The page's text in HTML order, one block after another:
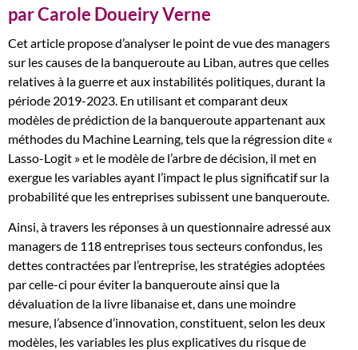
des
causes
en
termes
de
modèles
de
prévision
issus
du
Machine
Learning
par Carole Doueiry Verne
Cet article propose d’analyser le point de vue des managers
sur les causes de la banqueroute au Liban, autres que celles
relatives à la guerre et aux instabilités politiques, durant la
période 2019-2023. En utilisant et comparant deux
modèles de prédiction de la banqueroute appartenant aux
méthodes du Machine Learning, tels que la régression dite «
Lasso-Logit » et le modèle de l’arbre de décision, il met en
exergue les variables ayant l’impact le plus significatif sur la
probabilité que les entreprises subissent une banqueroute.
Ainsi, à travers les réponses à un questionnaire adressé aux
managers de 118 entreprises tous secteurs confondus, les
dettes contractées par l’entreprise, les stratégies adoptées
par celle-ci pour éviter la banqueroute ainsi que la
dévaluation de la livre libanaise et, dans une moindre
mesure, l’absence d’innovation, constituent, selon les deux
modèles, les variables les plus explicatives du risque de